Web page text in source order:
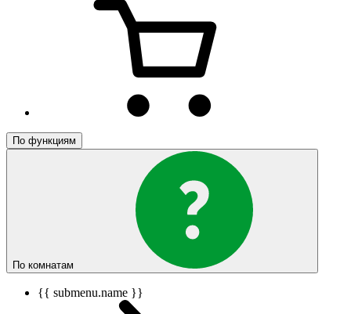
По функциям
По комнатам
{{ submenu.name }}